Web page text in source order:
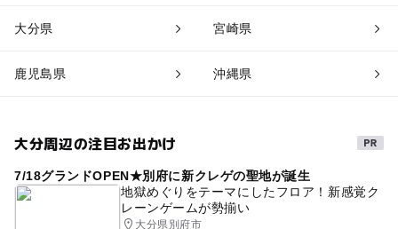
大分県 宮崎県
鹿児島県 沖縄県
大分周辺の注目お出かけ
7/18グランドOPEN★別府に新クレゲの聖地が誕生
地獄めぐりをテーマにしたフロア！新感覚ク
レーンゲームが勢揃い
大分県別府市